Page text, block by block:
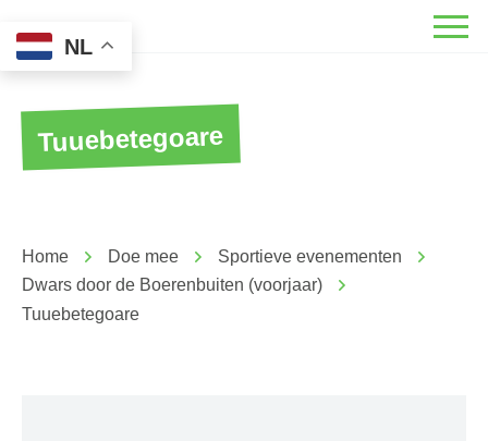
Tuuebetegoare
Home Doe mee
Sportieve evenementen
Dwars door de Boerenbuiten (voorjaar)
Tuuebetegoare
NL